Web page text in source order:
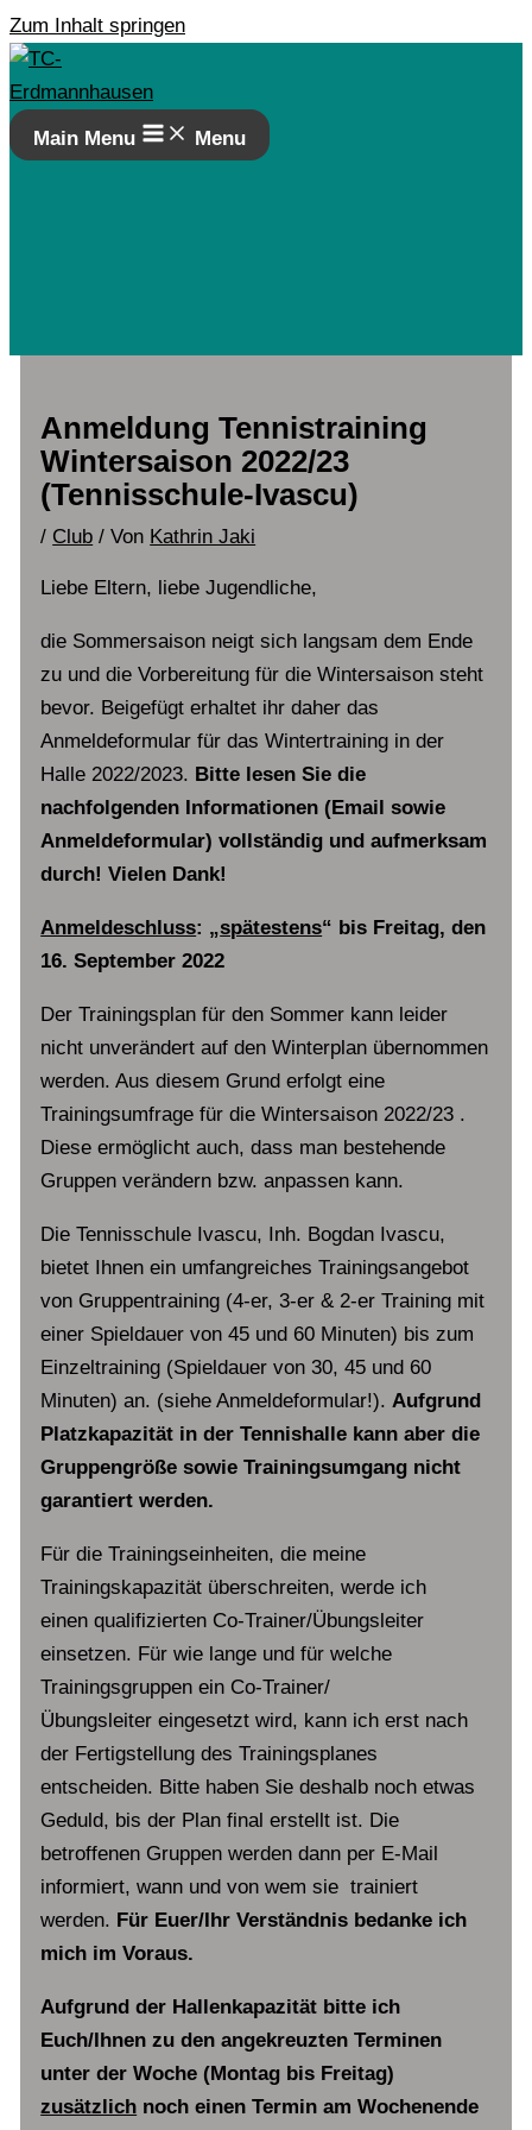
Zum Inhalt springen
Main Menu Menu
Anmeldung Tennistraining
Wintersaison 2022/23
(Tennisschule-Ivascu)
/ Club / Von Kathrin Jaki
Liebe Eltern, liebe Jugendliche,
die Sommersaison neigt sich langsam dem Ende
zu und die Vorbereitung für die Wintersaison steht
bevor. Beigefügt erhaltet ihr daher das
Anmeldeformular für das Wintertraining in der
Halle 2022/2023. Bitte lesen Sie die
nachfolgenden Informationen (Email sowie
Anmeldeformular) vollständig und aufmerksam
durch! Vielen Dank!
Anmeldeschluss: „spätestens“ bis Freitag, den
16. September 2022
Der Trainingsplan für den Sommer kann leider
nicht unverändert auf den Winterplan übernommen
werden. Aus diesem Grund erfolgt eine
Trainingsumfrage für die Wintersaison 2022/23 .
Diese ermöglicht auch, dass man bestehende
Gruppen verändern bzw. anpassen kann.
Die Tennisschule Ivascu, Inh. Bogdan Ivascu,
bietet Ihnen ein umfangreiches Trainingsangebot
von Gruppentraining (4-er, 3-er & 2-er Training mit
einer Spieldauer von 45 und 60 Minuten) bis zum
Einzeltraining (Spieldauer von 30, 45 und 60
Minuten) an. (siehe Anmeldeformular!).Aufgrund
Platzkapazität in der Tennishalle kann aber die
Gruppengröße sowie Trainingsumgang nicht
garantiert werden.
Für die Trainingseinheiten, die meine
Trainingskapazität überschreiten, werde ich
einen qualifizierten Co-Trainer/Übungsleiter
einsetzen. Für wie lange und für welche
Trainingsgruppen ein Co-Trainer/
Übungsleiter eingesetzt wird, kann ich erst nach
der Fertigstellung des Trainingsplanes
entscheiden. Bitte haben Sie deshalb noch etwas
Geduld, bis der Plan final erstellt ist. Die
betroffenen Gruppen werden dann per E-Mail
informiert, wann und von wem sie trainiert
werden. Für Euer/Ihr Verständnis bedanke ich
mich im Voraus.
Aufgrund der Hallenkapazität bitte ich
Euch/Ihnen zu den angekreuzten Terminen
unter der Woche (Montag bis Freitag)
zusätzlich noch einen Termin am Wochenende